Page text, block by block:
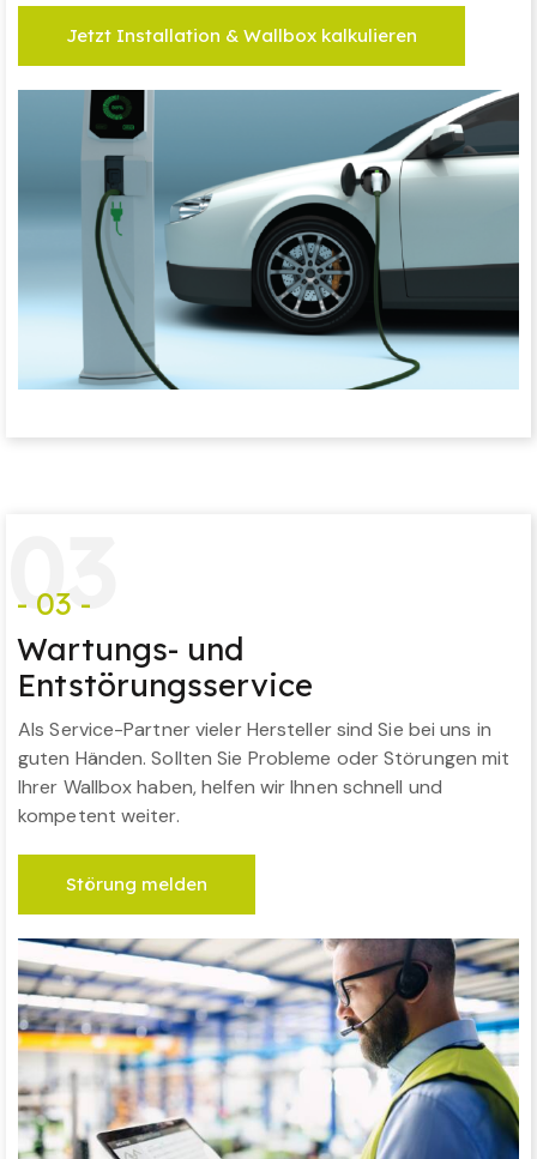
Jetzt Installation & Wallbox kalkulieren
03
- 03 -
Wartungs- und
Entstörungsservice
Als Service-Partner vieler Hersteller sind Sie bei uns in
guten Händen. Sollten Sie Probleme oder Störungen mit
Ihrer Wallbox haben, helfen wir Ihnen schnell und
kompetent weiter.
Störung melden